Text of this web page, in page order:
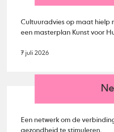
Cultuuradvies op maat hielp
een masterplan Kunst voor
7 juli 2026
Een netwerk om de
gezondheid te stimuleren.